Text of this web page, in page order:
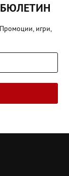
игри,